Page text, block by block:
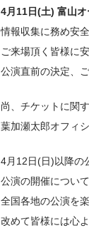
4月11日(土) 富山
情報収集に務め安
ご来場頂く皆様に
公演直前の決定、
尚、チケットに関
葉加瀬太郎オフィ
4月12日(日)以降の
公演の開催につい
全国各地の公演を
改めて皆様には心